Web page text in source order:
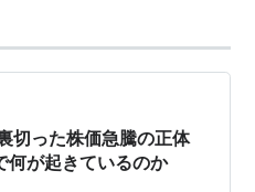
切った株価急騰の正体
が起きているのか